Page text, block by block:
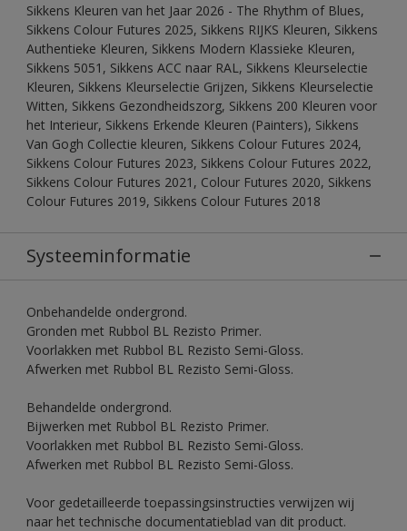
Sikkens Kleuren van het Jaar 2026 - The Rhythm of Blues,
Sikkens Colour Futures 2025, Sikkens RIJKS Kleuren, Sikkens
Authentieke Kleuren, Sikkens Modern Klassieke Kleuren,
Sikkens 5051, Sikkens ACC naar RAL, Sikkens Kleurselectie
Kleuren, Sikkens Kleurselectie Grijzen, Sikkens Kleurselectie
Witten, Sikkens Gezondheidszorg, Sikkens 200 Kleuren voor
het Interieur, Sikkens Erkende Kleuren (Painters), Sikkens
Van Gogh Collectie kleuren, Sikkens Colour Futures 2024,
Sikkens Colour Futures 2023, Sikkens Colour Futures 2022,
Sikkens Colour Futures 2021, Colour Futures 2020, Sikkens
Colour Futures 2019, Sikkens Colour Futures 2018
Systeeminformatie
Onbehandelde ondergrond.
Gronden met Rubbol BL Rezisto Primer.
Voorlakken met Rubbol BL Rezisto Semi-Gloss.
Afwerken met Rubbol BL Rezisto Semi-Gloss.
Behandelde ondergrond.
Bijwerken met Rubbol BL Rezisto Primer.
Voorlakken met Rubbol BL Rezisto Semi-Gloss.
Afwerken met Rubbol BL Rezisto Semi-Gloss.
Voor gedetailleerde toepassingsinstructies verwijzen wij
naar het technische documentatieblad van dit product.